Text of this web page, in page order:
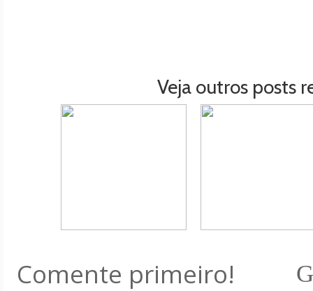
Veja outros posts
Comente primeiro!